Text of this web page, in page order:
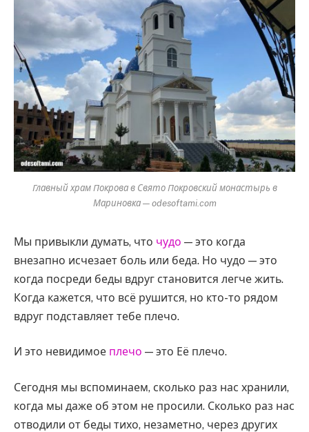
Главный храм Покрова в Свято Покровский монастырь в
Мариновка — odesoftami.com
Мы привыкли думать, что чудо — это когда
внезапно исчезает боль или беда. Но чудо — это
когда посреди беды вдруг становится легче жить.
Когда кажется, что всё рушится, но кто-то рядом
вдруг подставляет тебе плечо.
И это невидимое плечо — это Её плечо.
Сегодня мы вспоминаем, сколько раз нас хранили,
когда мы даже об этом не просили. Сколько раз нас
отводили от беды тихо, незаметно, через других